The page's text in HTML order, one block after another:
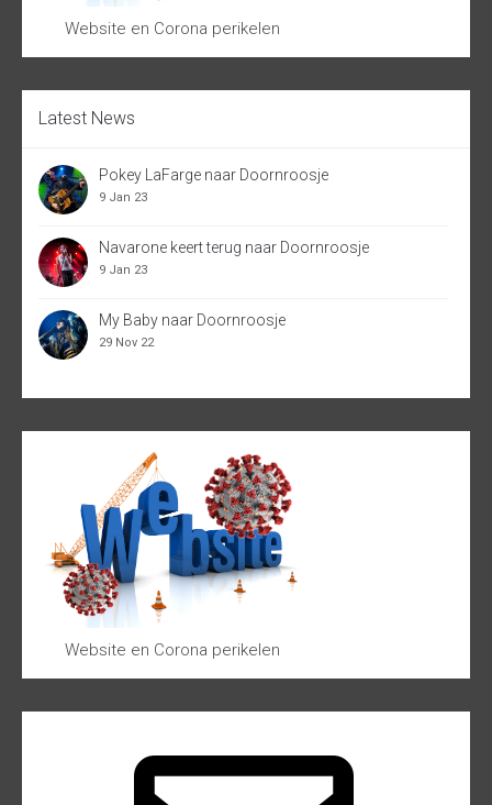
Website en Corona perikelen
Latest News
Pokey LaFarge naar Doornroosje
9 Jan 23
Navarone keert terug naar Doornroosje
9 Jan 23
My Baby naar Doornroosje
29 Nov 22
Website en Corona perikelen